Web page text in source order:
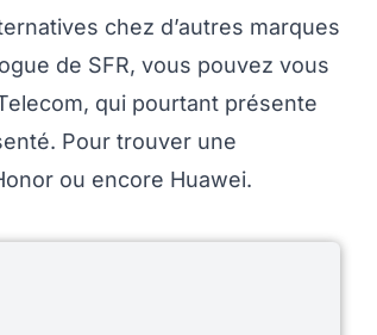
chez d’autres marques
de SFR, vous pouvez vous
qui pourtant présente
Pour trouver une
ou encore Huawei.